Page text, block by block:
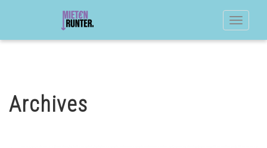
Toggle
Archives